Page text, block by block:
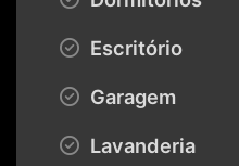
Escritório
Garagem
Lavanderia